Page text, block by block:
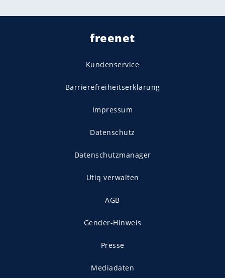
freenet
Kundenservice
Barrierefreiheitserklärung
Impressum
Datenschutz
Datenschutzmanager
Utiq verwalten
AGB
Gender-Hinweis
Presse
Mediadaten